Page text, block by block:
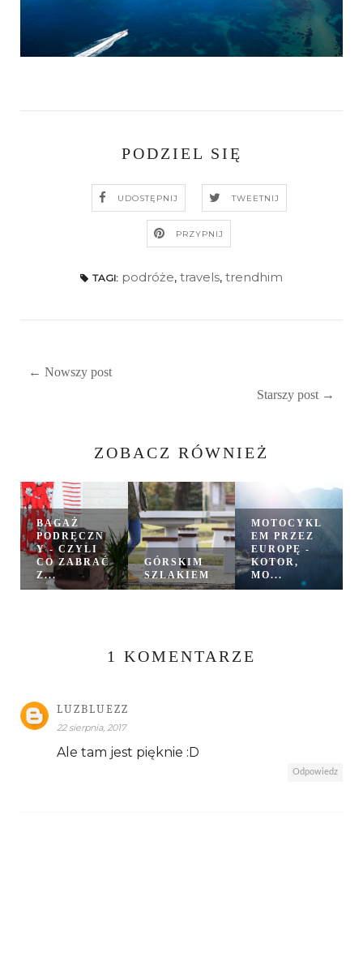
PODZIEL SIĘ
UDOSTĘPNIJ TWEETNIJ
PRZYPNIJ
TAGI: podróże, travels, trendhim
← Nowszy post
Starszy post →
ZOBACZ RÓWNIEŻ
BAGAŻ
PODRĘCZN
Y - CZYLI
CO ZABRAĆ
Z...
GÓRSKIM
SZLAKIEM
MOTOCYKL
EM PRZEZ
EUROPĘ -
KOTOR,
MO...
1 KOMENTARZE
LUZBLUEZZ
22 sierpnia, 2017
Ale tam jest pięknie :D
Odpowiedz